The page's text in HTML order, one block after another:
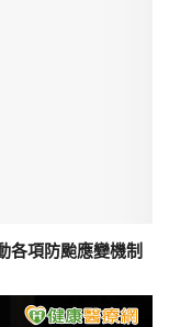
各項防颱應變機制